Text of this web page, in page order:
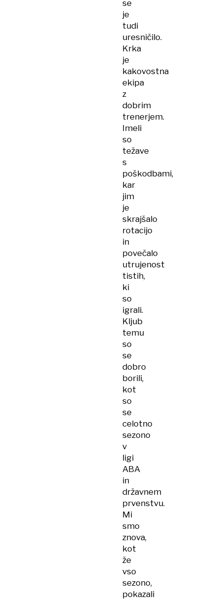
se
je
tudi
uresničilo.
Krka
je
kakovostna
ekipa
z
dobrim
trenerjem.
Imeli
so
težave
s
poškodbami,
kar
jim
je
skrajšalo
rotacijo
in
povečalo
utrujenost
tistih,
ki
so
igrali.
Kljub
temu
so
se
dobro
borili,
kot
so
se
celotno
sezono
v
ligi
ABA
in
državnem
prvenstvu.
Mi
smo
znova,
kot
že
vso
sezono,
pokazali